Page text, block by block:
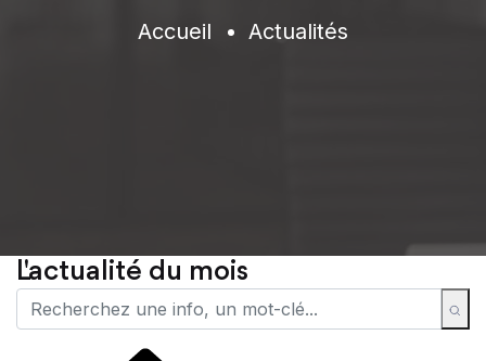
Accueil Actualités
L'actualité du mois